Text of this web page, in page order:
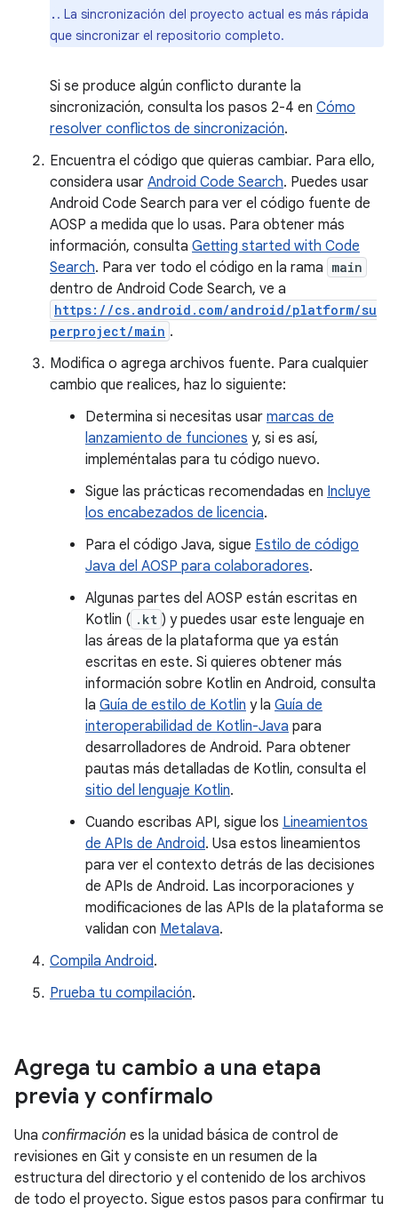
. . La sincronización del proyecto actual es más rápida
que sincronizar el repositorio completo.
Si se produce algún conflicto durante la
sincronización, consulta los pasos 2-4 en Cómo
resolver conflictos de sincronización.
Encuentra el código que quieras cambiar. Para ello,
considera usar Android Code Search. Puedes usar
Android Code Search para ver el código fuente de
AOSP a medida que lo usas. Para obtener más
información, consulta Getting started with Code
Search. Para ver todo el código en la rama main
dentro de Android Code Search, ve a
https://cs.android.com/android/platform/su
perproject/main .
Modifica o agrega archivos fuente. Para cualquier
cambio que realices, haz lo siguiente:
Determina si necesitas usar marcas de
lanzamiento de funciones y, si es así,
impleméntalas para tu código nuevo.
Sigue las prácticas recomendadas en Incluye
los encabezados de licencia.
Para el código Java, sigue Estilo de código
Java del AOSP para colaboradores.
Algunas partes del AOSP están escritas en
Kotlin ( .kt ) y puedes usar este lenguaje en
las áreas de la plataforma que ya están
escritas en este. Si quieres obtener más
información sobre Kotlin en Android, consulta
la Guía de estilo de Kotlin y la Guía de
interoperabilidad de Kotlin-Java para
desarrolladores de Android. Para obtener
pautas más detalladas de Kotlin, consulta el
sitio del lenguaje Kotlin.
Cuando escribas API, sigue los Lineamientos
de APIs de Android. Usa estos lineamientos
para ver el contexto detrás de las decisiones
de APIs de Android. Las incorporaciones y
modificaciones de las APIs de la plataforma se
validan con Metalava.
Compila Android.
Prueba tu compilación.
Agrega tu cambio a una etapa
previa y confírmalo
Una confirmación es la unidad básica de control de
revisiones en Git y consiste en un resumen de la
estructura del directorio y el contenido de los archivos
de todo el proyecto. Sigue estos pasos para confirmar tu